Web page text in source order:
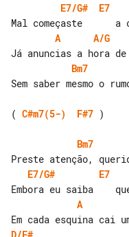
E7/G#
E7
A
A/G
Bm7
Sem saber mesmo o
( C#m7(5-) F#7 )
Bm7
E7/G#
E7
A